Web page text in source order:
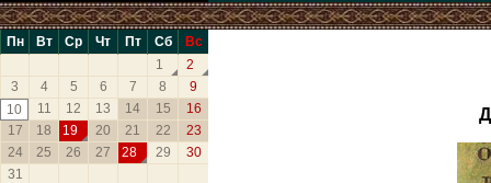
Пн Вт Ср Чт Пт Сб
Вс
1
2
3
4 5 6 7 8
9
10
11 12 13 14 15
16
17
18 19 20 21 22
23
24
25 26 27 28 29
30
31